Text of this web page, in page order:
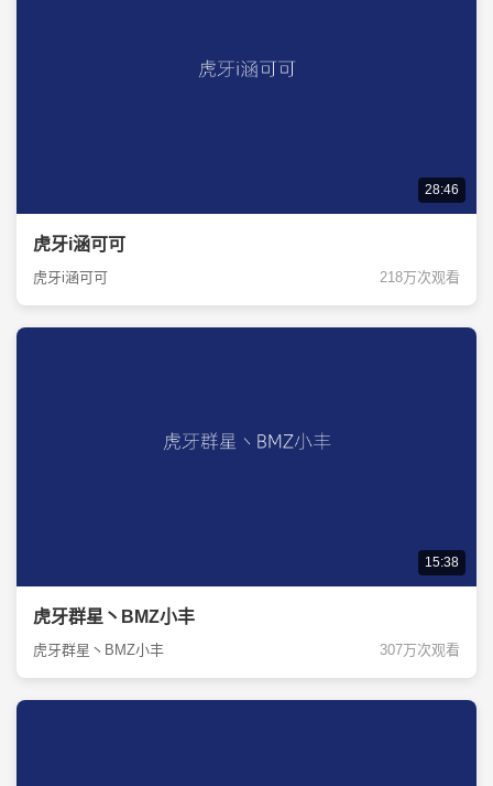
28:46
虎牙i涵可可
虎牙i涵可可 218万次观看
15:38
虎牙群星丶BMZ小丰
虎牙群星丶BMZ小丰 307万次观看